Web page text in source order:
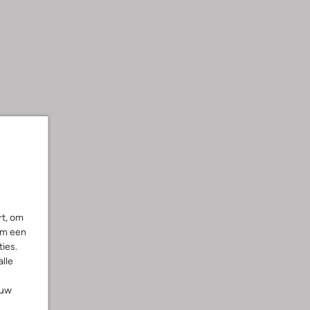
om
een